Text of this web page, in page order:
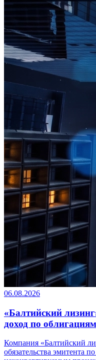
06.08.2026
«Балтийский
доход по
Компания «Балтийский
обязательства эмитента